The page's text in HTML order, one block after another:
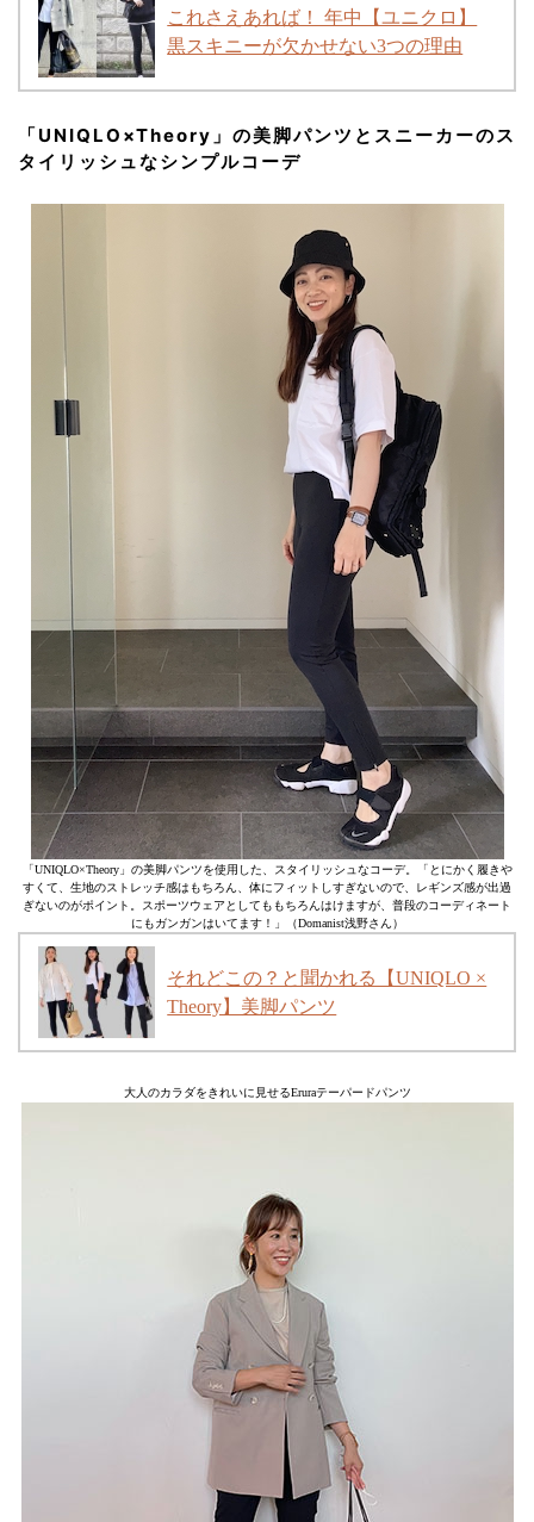
これさえあれば！ 年中【ユニクロ】
黒スキニーが欠かせない3つの理由
「UNIQLO×Theory」の美脚パンツとスニーカーのス
タイリッシュなシンプルコーデ
「UNIQLO×Theory」の美脚パンツを使用した、スタイリッシュなコーデ。「とにかく履きや
すくて、生地のストレッチ感はもちろん、体にフィットしすぎないので、レギンズ感が出過
ぎないのがポイント。スポーツウェアとしてももちろんはけますが、普段のコーディネート
にもガンガンはいてます！」（Domanist浅野さん）
それどこの？と聞かれる【UNIQLO ×
Theory】美脚パンツ
大人のカラダをきれいに見せるEruraテーパードパンツ